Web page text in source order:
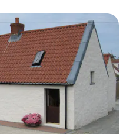
hóspedes